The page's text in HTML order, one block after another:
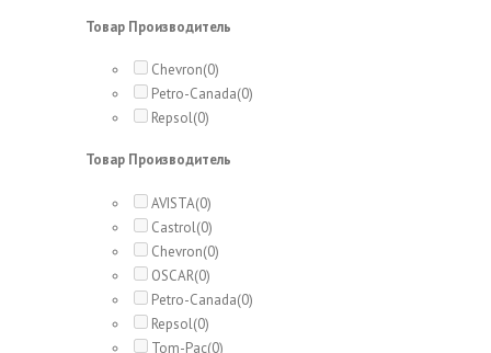
Товар Производитель
Chevron(0)
Petro-Canada(0)
Repsol(0)
Товар Производитель
AVISTA(0)
Castrol(0)
Chevron(0)
OSCAR(0)
Petro-Canada(0)
Repsol(0)
Tom-Pac(0)